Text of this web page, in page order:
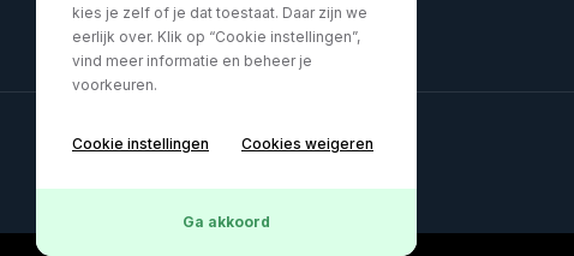
Privacy policy
kies je zelf of je dat toestaat. Daar zijn we
eerlijk over. Klik op “Cookie instellingen”,
vind meer informatie en beheer je
voorkeuren.
Cookie instellingen Cookies weigeren
Ga akkoord